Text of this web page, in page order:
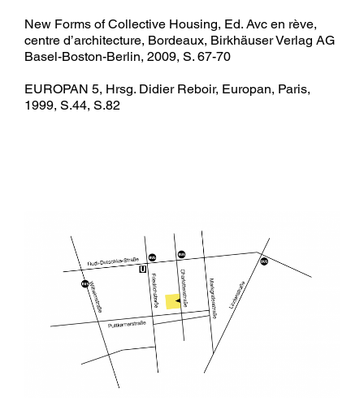
New Forms of Collective Housing, Ed. Avc en rève,
centre d’architecture, Bordeaux, Birkhäuser Verlag AG
Basel-Boston-Berlin, 2009, S. 67-70
EUROPAN 5, Hrsg. Didier Reboir, Europan, Paris,
1999, S.44, S.82